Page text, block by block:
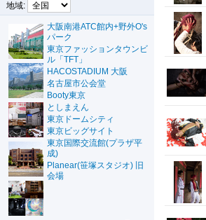
地域:
大阪南港ATC館内+野外O's
パーク
東京ファッションタウンビ
ル「TFT」
HACOSTADIUM 大阪
名古屋市公会堂
Booty東京
としまえん
東京ドームシティ
東京ビッグサイト
東京国際交流館(プラザ平
成)
Planear(笹塚スタジオ) 旧
会場